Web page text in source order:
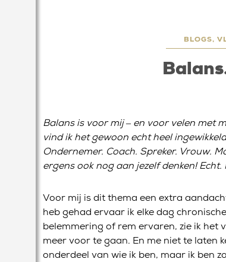
BLOGS,
Balans is voor mij – en voor velen met
vind ik het gewoon echt heel
Ondernemer. Coach. Spreker. Vrouw.
ergens ook nog aan jezelf denken! Echt.
Voor mij is dit thema een extra
heb gehad ervaar ik elke dag
belemmering of rem ervaren, zie ik het
meer voor te gaan. En me niet te laten
onderdeel van wie ik ben, maar ik ben